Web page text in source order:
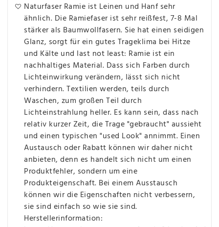
Naturfaser Ramie ist Leinen und Hanf sehr
ähnlich. Die Ramiefaser ist sehr reißfest, 7-8 Mal
stärker als Baumwollfasern. Sie hat einen seidigen
Glanz, sorgt für ein gutes Trageklima bei Hitze
und Kälte und last not least: Ramie ist ein
nachhaltiges Material. Dass sich Farben durch
Lichteinwirkung verändern, lässt sich nicht
verhindern. Textilien werden, teils durch
Waschen, zum großen Teil durch
Lichteinstrahlung heller. Es kann sein, dass nach
relativ kurzer Zeit, die Trage "gebraucht" aussieht
und einen typischen "used Look" annimmt. Einen
Austausch oder Rabatt können wir daher nicht
anbieten, denn es handelt sich nicht um einen
Produktfehler, sondern um eine
Produkteigenschaft. Bei einem Ausstausch
können wir die Eigenschaften nicht verbessern,
sie sind einfach so wie sie sind.
Herstellerinformation: